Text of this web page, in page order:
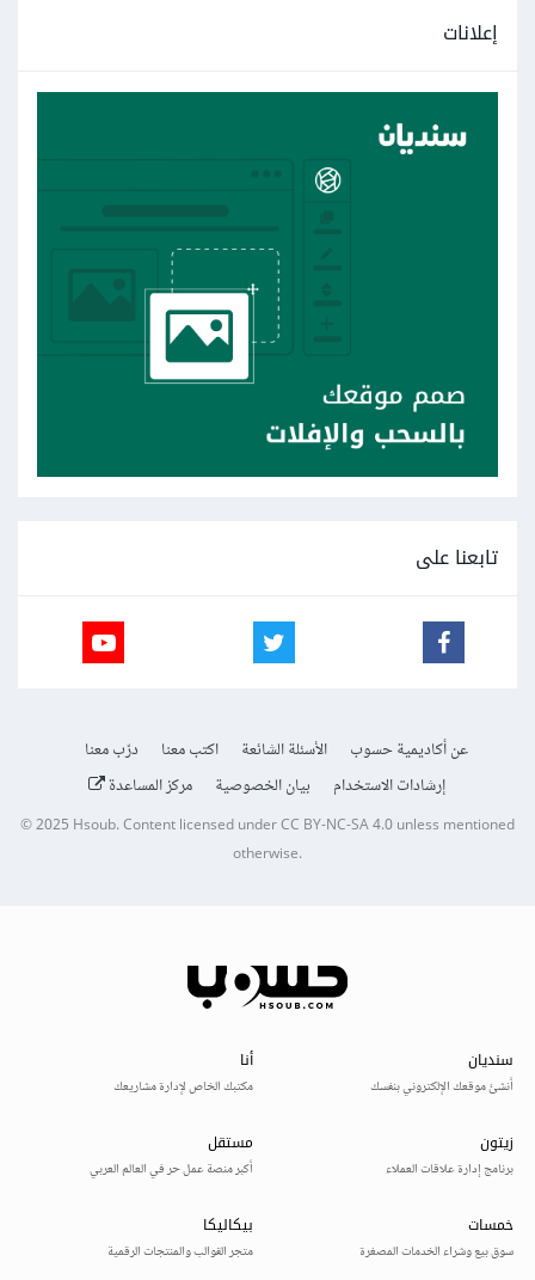
إعلانات
تابعنا على
عن أكاديمية حسوب الأسئلة الشائعة اكتب معنا
درّب معنا
إرشادات الاستخدام
بيان الخصوصية مركز المساعدة
© 2025Hsoub.Content licensed underCC BY-NC-SA 4.0unless mentioned
otherwise.